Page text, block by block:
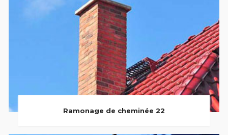
Ramonage de cheminée 22